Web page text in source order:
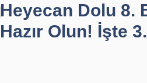
Heyecan Dolu 8.
Hazır Olun! İşte